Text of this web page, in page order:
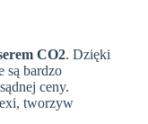
CO2. Dzięki
są bardzo
ceny.
tworzyw